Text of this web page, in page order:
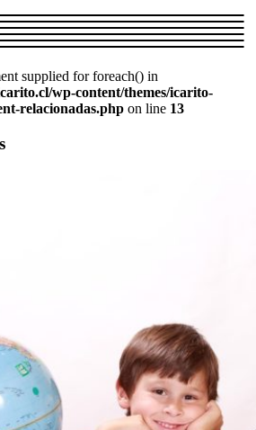
supplied for foreach() in
wp-content/themes/icarito-
relacionadas.php on line 13